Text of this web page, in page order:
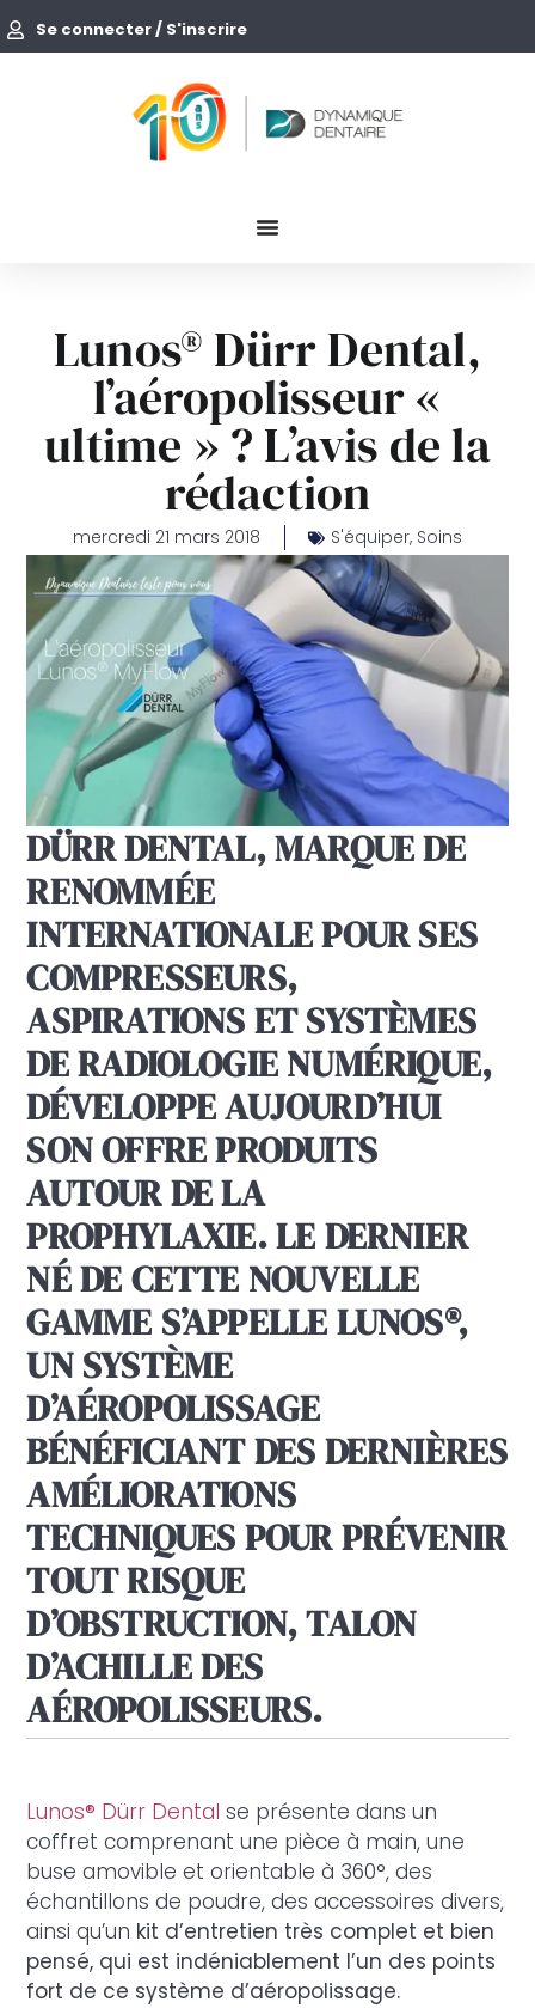
Se connecter / S'inscrire
Lunos® Dürr Dental,
l’aéropolisseur «
ultime » ? L’avis de la
rédaction
mercredi 21 mars 2018 S'équiper, Soins
DÜRR DENTAL, MARQUE DE
RENOMMÉE
INTERNATIONALE POUR SES
COMPRESSEURS,
ASPIRATIONS ET SYSTÈMES
DE RADIOLOGIE NUMÉRIQUE,
DÉVELOPPE AUJOURD’HUI
SON OFFRE PRODUITS
AUTOUR DE LA
PROPHYLAXIE. LE DERNIER
NÉ DE CETTE NOUVELLE
GAMME S’APPELLELUNOS®,
UN SYSTÈME
D’AÉROPOLISSAGE
BÉNÉFICIANT DES DERNIÈRES
AMÉLIORATIONS
TECHNIQUES POUR PRÉVENIR
TOUT RISQUE
D’OBSTRUCTION, TALON
D’ACHILLE DES
AÉROPOLISSEURS.
Lunos® Dürr Dental se présente dans un
coffret comprenant une pièce à main, une
buse amovible et orientable à 360°, des
échantillons de poudre, des accessoires divers,
ainsi qu’un kit d’entretien très complet et bien
pensé, qui est indéniablement l’un des points
fort de ce système d’aéropolissage.